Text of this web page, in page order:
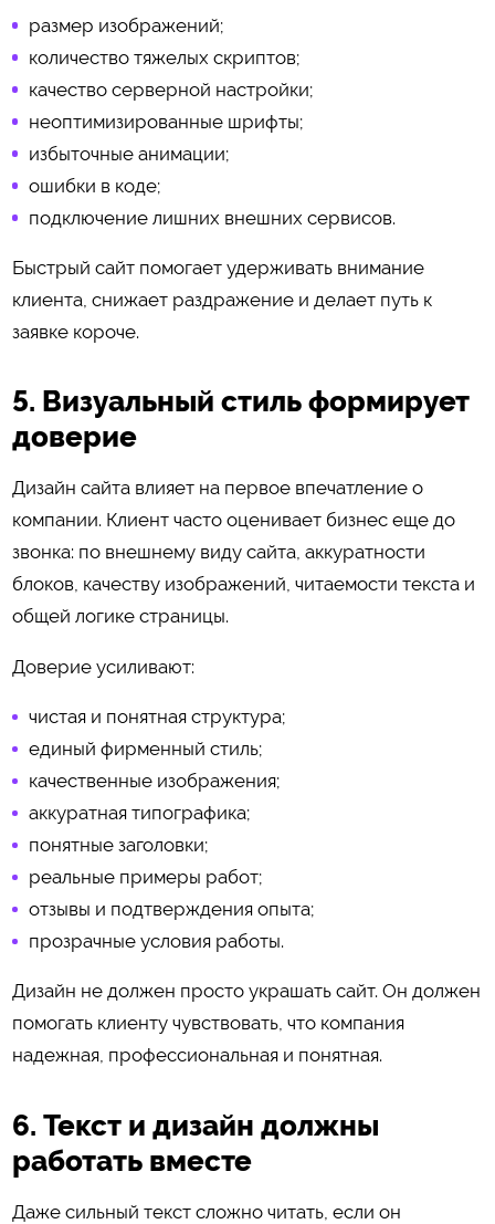
размер изображений;
количество тяжелых скриптов;
качество серверной настройки;
неоптимизированные шрифты;
избыточные анимации;
ошибки в коде;
подключение лишних внешних сервисов.
Быстрый сайт помогает удерживать внимание
клиента, снижает раздражение и делает путь к
заявке короче.
5. Визуальный стиль формирует
доверие
Дизайн сайта влияет на первое впечатление о
компании. Клиент часто оценивает бизнес еще до
звонка: по внешнему виду сайта, аккуратности
блоков, качеству изображений, читаемости текста и
общей логике страницы.
Доверие усиливают:
чистая и понятная структура;
единый фирменный стиль;
качественные изображения;
аккуратная типографика;
понятные заголовки;
реальные примеры работ;
отзывы и подтверждения опыта;
прозрачные условия работы.
Дизайн не должен просто украшать сайт. Он должен
помогать клиенту чувствовать, что компания
надежная, профессиональная и понятная.
6. Текст и дизайн должны
работать вместе
Даже сильный текст сложно читать, если он